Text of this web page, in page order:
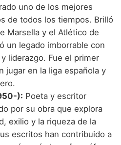
uno de los mejores
de todos los tiempos. Brilló
Marsella y el Atlético de
un legado imborrable con
liderazgo. Fue el primer
jugar en la liga española y
): Poeta y escritor
por su obra que explora
exilio y la riqueza de la
escritos han contribuido a